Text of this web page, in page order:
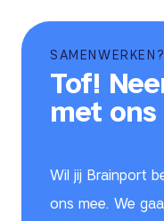
SAMENWERKEN?
Tof!
met ons
Wil jij Brainport
ons mee. We